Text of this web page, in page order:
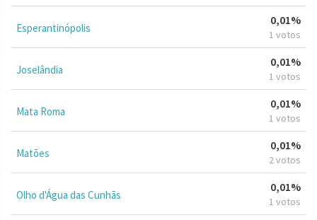
Esperantinópolis
0,01%
1 votos
Joselândia
0,01%
1 votos
Mata Roma
0,01%
1 votos
Matões
0,01%
2 votos
Olho d'Água das Cunhãs
0,01%
1 votos